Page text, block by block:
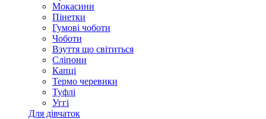
Мокасини
Пінетки
Гумові чоботи
Чоботи
Взуття що світиться
Сліпони
Капці
Термо черевики
Туфлі
Уггі
Для дівчаток